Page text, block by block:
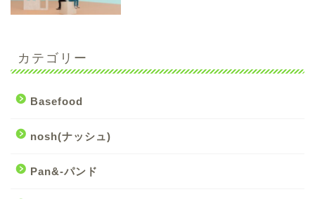
カテゴリー
Basefood
nosh(ナッシュ)
Pan&-パンド